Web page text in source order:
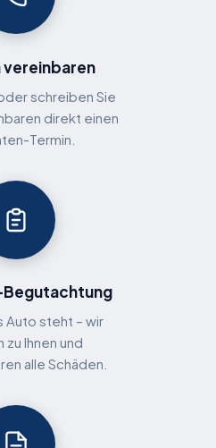
vereinbaren
schreiben Sie
direkt einen
Termin.
Auto steht – wir
zu Ihnen und
alle Schäden.